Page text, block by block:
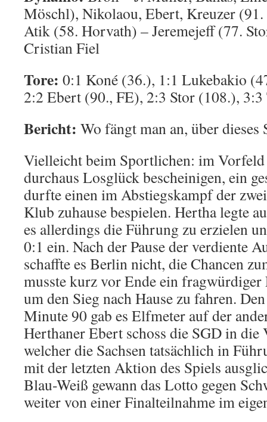
Möschl), Nikolaou, Ebert, Kreuzer
Atik (58. Horvath) – Jeremejeff (77.
Cristian Fiel
Tore: 0:1 Koné (36.), 1:1 Lukebakio
2:2 Ebert (90., FE), 2:3 Stor (108.),
Bericht: Wo fängt man an, über dieses
Vielleicht beim Sportlichen: im Vorfeld
durchaus Losglück bescheinigen, ein
durfte einen im Abstiegskampf der
Klub zuhause bespielen. Hertha legte
es allerdings die Führung zu erzielen
0:1 ein. Nach der Pause der verdiente
schaffte es Berlin nicht, die Chancen
musste kurz vor Ende ein
um den Sieg nach Hause zu fahren.
Minute 90 gab es Elfmeter auf der
Herthaner Ebert schoss die SGD in die
welcher die Sachsen tatsächlich in
mit der letzten Aktion des Spiels
Blau-Weiß gewann das Lotto gegen
weiter von einer Finalteilnahme im